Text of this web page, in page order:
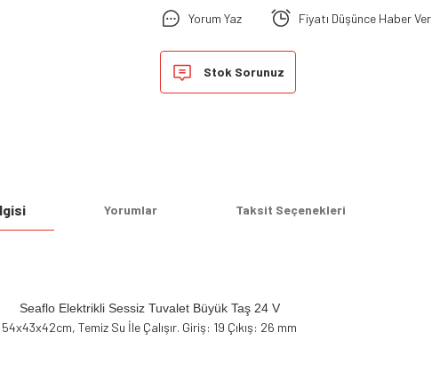
Yorum Yaz Fiyatı Düşünce Haber Ver
Stok Sorunuz
Yorumlar Taksit Seçenekleri
Seaflo Elektrikli Sessiz Tuvalet Büyük Taş 24 V
54x43x42cm, Temiz Su İle Çalışır. Giriş: 19 Çıkış: 26 mm